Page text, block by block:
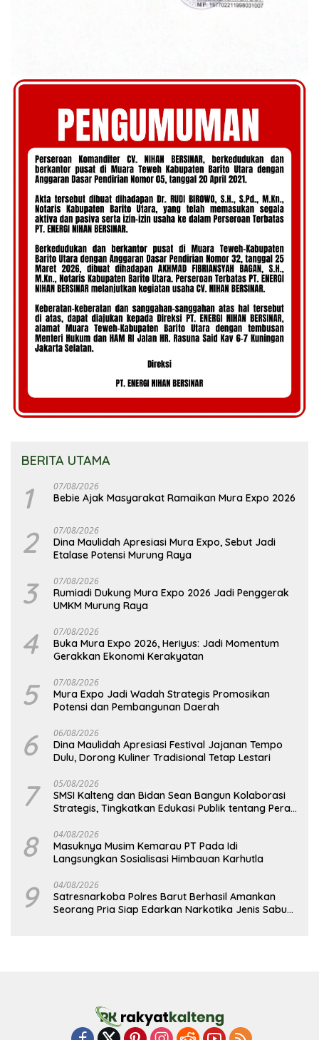
BERITA UTAMA
1 07/08/2026
Bebie Ajak Masyarakat Ramaikan Mura Expo 2026
2 07/08/2026
Dina Maulidah Apresiasi Mura Expo, Sebut Jadi
Etalase Potensi Murung Raya
3 07/08/2026
Rumiadi Dukung Mura Expo 2026 Jadi Penggerak
UMKM Murung Raya
4 07/08/2026
Buka Mura Expo 2026, Heriyus: Jadi Momentum
Gerakkan Ekonomi Kerakyatan
5 07/08/2026
Mura Expo Jadi Wadah Strategis Promosikan
Potensi dan Pembangunan Daerah
6 06/08/2026
Dina Maulidah Apresiasi Festival Jajanan Tempo
Dulu, Dorong Kuliner Tradisional Tetap Lestari
7 05/08/2026
SMSI Kalteng dan Bidan Sean Bangun Kolaborasi
Strategis, Tingkatkan Edukasi Publik tentang Peran
8 04/08/2026
Masuknya Musim Kemarau PT Pada Idi
Langsungkan Sosialisasi Himbauan Karhutla
9 04/08/2026
Satresnarkoba Polres Barut Berhasil Amankan
Seorang Pria Siap Edarkan Narkotika Jenis Sabu